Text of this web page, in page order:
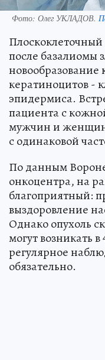
Фото: Олег УКЛАДОВ.
Плоскоклеточный
после базалиомы
новообразование
кератиноцитов -
эпидермиса.
пациента с
мужчин и женщин
с одинаковой
По данным
онкоцентра, на
благоприятный:
выздоровление
Однако опухоль
могут возникать в
регулярное
обязательно.